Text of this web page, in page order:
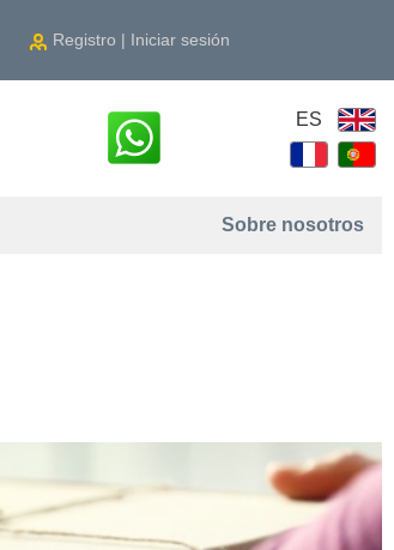
Registro | Iniciar sesión
ES
Sobre nosotros